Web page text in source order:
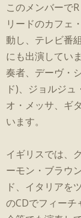
このメンバーで
リードのカフェ
動し、テレビ番
にも出演してい
奏者、デーヴ・
ド)、ジョルジ
オ・メッサ、ギ
います。
イギリスでは、
ーモン・ブラウ
ド、イタリアを
のCDでフィー